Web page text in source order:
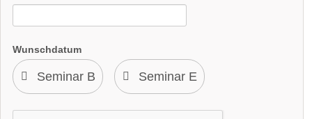
Wunschdatum